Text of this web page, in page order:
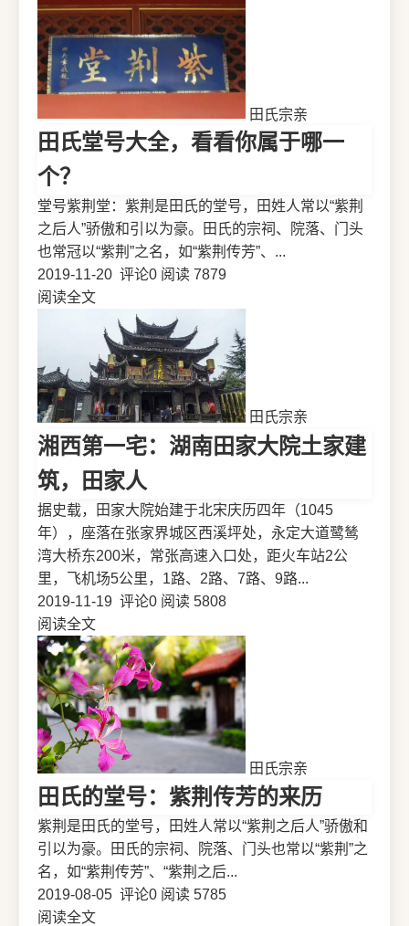
田氏宗亲
田氏堂号大全，看看你属于哪一
个？
堂号紫荆堂：紫荆是田氏的堂号，田姓人常以“紫荆
之后人”骄傲和引以为豪。田氏的宗祠、院落、门头
也常冠以“紫荆”之名，如“紫荆传芳”、...
2019-11-20 评论0 阅读 7879
阅读全文
田氏宗亲
湘西第一宅：湖南田家大院土家建
筑，田家人
据史载，田家大院始建于北宋庆历四年（1045
年），座落在张家界城区西溪坪处，永定大道鹭鸶
湾大桥东200米，常张高速入口处，距火车站2公
里，飞机场5公里，1路、2路、7路、9路...
2019-11-19 评论0 阅读 5808
阅读全文
田氏宗亲
田氏的堂号：紫荆传芳的来历
紫荆是田氏的堂号，田姓人常以“紫荆之后人”骄傲和
引以为豪。田氏的宗祠、院落、门头也常以“紫荆”之
名，如“紫荆传芳”、“紫荆之后...
2019-08-05 评论0 阅读 5785
阅读全文